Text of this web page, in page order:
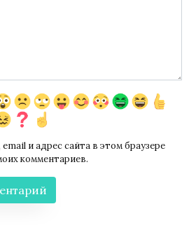
и адрес сайта в этом браузере
комментариев.